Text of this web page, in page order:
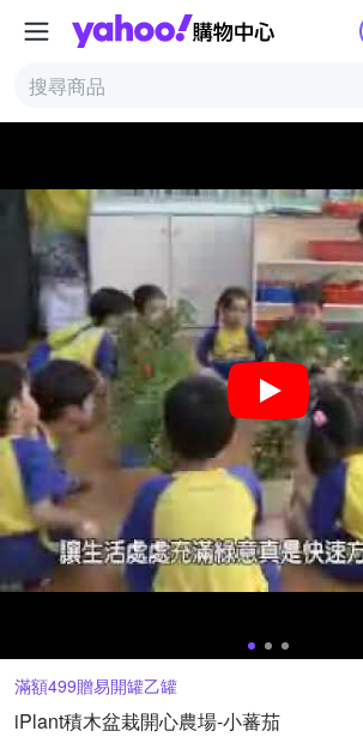
Yahoo購
簡介 評價 (1)
滿額499贈易開罐乙罐
iPlant積木盆栽開心農場-小蕃茄